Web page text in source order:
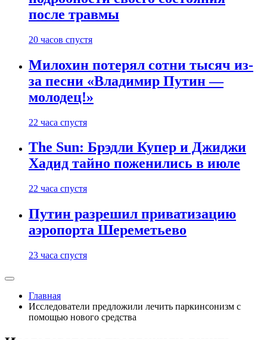
после травмы
20 часов спустя
Милохин потерял сотни тысяч из-
за песни «Владимир Путин —
молодец!»
22 часа спустя
The Sun: Брэдли Купер и Джиджи
Хадид тайно поженились в июле
22 часа спустя
Путин разрешил приватизацию
аэропорта Шереметьево
23 часа спустя
Главная
Исследователи предложили лечить паркинсонизм с
помощью нового средства